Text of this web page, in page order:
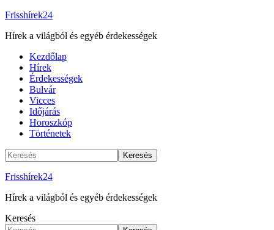
Frisshírek24
Hírek a világból és egyéb érdekességek
Kezdőlap
Hírek
Érdekességek
Bulvár
Vicces
Időjárás
Horoszkóp
Történetek
Frisshírek24
Hírek a világból és egyéb érdekességek
Keresés